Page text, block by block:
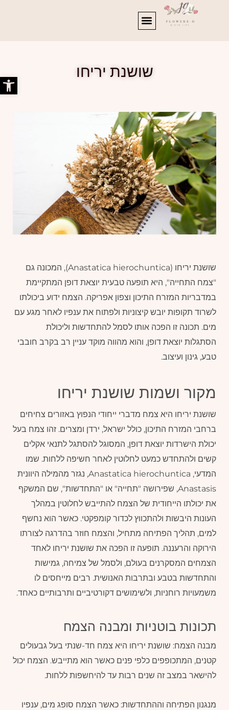
פתח שושנת יריחו
שושנת יריחו (Anastatica hierochuntica), המכונה גם
"צמח התחייה", היא תופעה טבעית יוצאת דופן המתקיימת
במדבריות המזרח התיכון וצפון אפריקה. הצמח ידוע ביכולתו
לשרוד תקופות יובש קיצוניות ולפתוח את ענפיו לאחר מגע עם
מים. תכונה זו הפכה אותו לסמל להתחדשות וליכולת
הסתגלות יוצאת דופן, והוא מהווה מוקד עניין רב בקרב חובבי
טבע, גינון ועיצוב.
מקור ושמות שושנת יריחו
שושנת יריחו היא צמח מדברי ייחודי הנפוץ באזורים צחיחים
ברחבי המזרח התיכון, כולל ישראל, ירדן ומצרים. זהו צמח בעל
יכולת הישרדות יוצאת דופן, המסוגל להסתגל לתנאי אקלים
קשים ולהתחדש כמעט לחלוטין לאחר חשיפה ללחות. שמו
המדעי, Anastatica hierochuntica, נגזר מהמילה היוונית
Anastasis, שפירושה "תחייה" או "התחדשות", שם המשקף
את יכולתו הייחודית של הצמח להתייבש לחלוטין במהלך
העונות היבשות ולהתכווץ לכדור קומפקטי. כאשר הוא נחשף
למים, תהליך הפתיחה מתחיל, והצמח חוזר בהדרגה לצורתו
הירוקה והרעננה. תופעה זו הפכה את שושנת יריחו לאחד
הצמחים המסקרנים בעולם, ולסמל של צמיחה, גמישות
והתחדשות בטבע ובתרבות האנושית. רבים מייחסים לו
משמעויות רוחניות, ולשימושים דקורטיביים ותרבותיים כאחד.
תכונות בוטניות ומבנה הצמח
מבנה הצמח: שושנת יריחו היא צמח חד-שנתי בעל גבעולים
קטנים, המתכופפים כלפי פנים כאשר הוא מתייבש. הצמח יכול
להישאר במצב זה שנים רבות עד להיחשפות ללחות.
מנגנון הפתיחה וההתחדשות: כאשר הצמח סופג מים, ענפיו